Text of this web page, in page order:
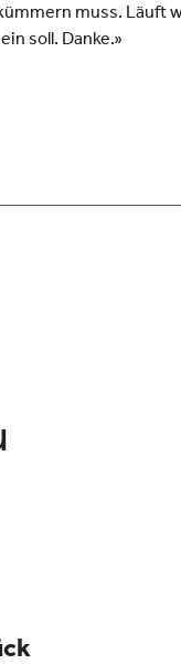
muss. Läuft
soll. Danke.»